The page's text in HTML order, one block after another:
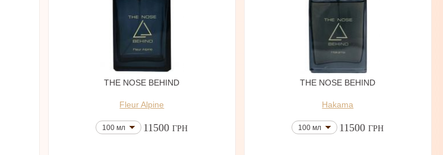
THE NOSE BEHIND
Fleur Alpine
100 мл 11500 ГРН
THE NOSE BEHIND
Hakama
100 мл 11500 ГРН